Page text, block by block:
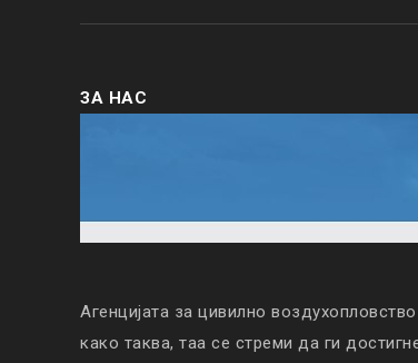
ЗА НАС
Агенцијата за цивилно
како таква, таа се стреми да ги